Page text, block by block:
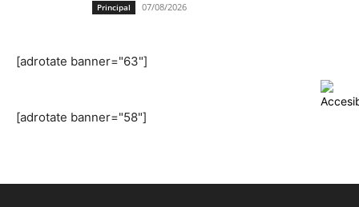
Principal 07/08/2026
[adrotate banner="63"]
[adrotate banner="58"]